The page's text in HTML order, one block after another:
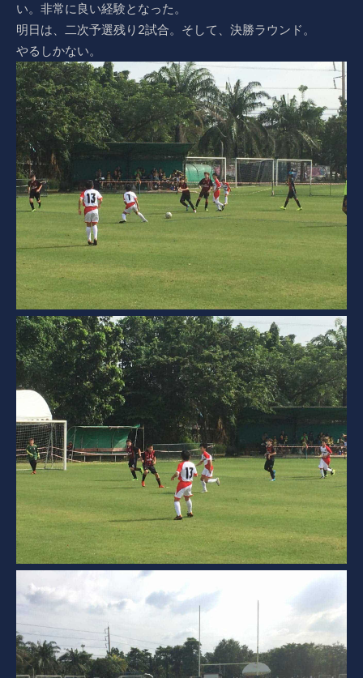
い。非常に良い経験となった。
明日は、二次予選残り2試合。そして、決勝ラウンド。
やるしかない。